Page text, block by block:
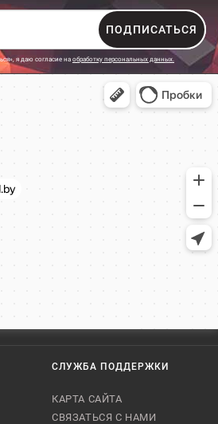
ПОДПИСАТЬСЯ
я даю cогласие на обработку персональных данных.
СЛУЖБА ПОДДЕРЖКИ
КАРТА САЙТА
СВЯЗАТЬСЯ С НАМИ